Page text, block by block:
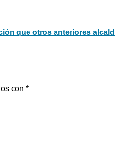
que otros anteriores
con *